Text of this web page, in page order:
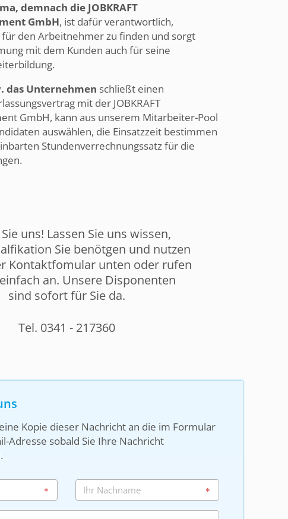
demnach die JOBKRAFT
GmbH, ist dafür verantwortlich,
für den Arbeitnehmer zu finden und sorgt
mit dem Kunden auch für seine
das Unternehmen schließt einen
mit der JOBKRAFT
GmbH, kann aus unserem Mitarbeiter-Pool
auswählen, die Einsatzzeit bestimmen
Stundenverrechnungssatz für die
uns! Lassen Sie uns wissen,
Sie benötgen und nutzen
Kontaktfomular unten oder rufen
an. Unsere Disponenten
sind sofort für Sie da.
Tel. 0341 - 217360
Kopie dieser Nachricht an die im Formular
Adresse sobald Sie Ihre Nachricht